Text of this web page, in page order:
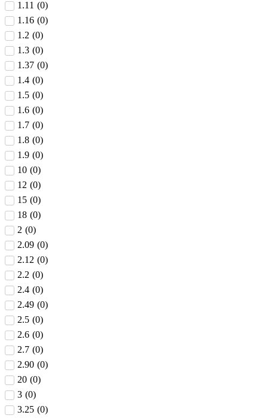
1.11 (0)
1.16 (0)
1.2 (0)
1.3 (0)
1.37 (0)
1.4 (0)
1.5 (0)
1.6 (0)
1.7 (0)
1.8 (0)
1.9 (0)
10 (0)
12 (0)
15 (0)
18 (0)
2 (0)
2.09 (0)
2.12 (0)
2.2 (0)
2.4 (0)
2.49 (0)
2.5 (0)
2.6 (0)
2.7 (0)
2.90 (0)
20 (0)
3 (0)
3.25 (0)